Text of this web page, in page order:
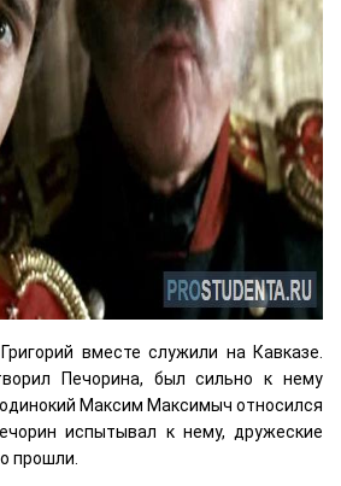
вместе служили на Кавказе.
Печорина, был сильно к нему
Максим Максимыч относился
испытывал к нему, дружеские
прошли.